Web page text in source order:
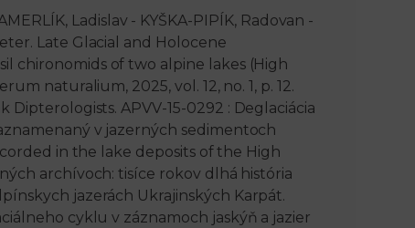
Ladislav - KYŠKA-PIPÍK, Radovan -
Late Glacial and Holocene
chironomids of two alpine lakes (High
naturalium, 2025, vol. 12, no. 1, p. 12.
Dipterologists. APVV-15-0292 : Deglaciácia
v jazerných sedimentoch
in the lake deposits of the High
archívoch: tisíce rokov dlhá história
jazerách Ukrajinských Karpát.
cyklu v záznamoch jaskýň a jazier